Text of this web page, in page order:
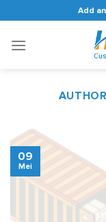
to
content
Add
09
Mei